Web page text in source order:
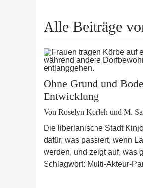
Alle Beiträge
Ohne Grund und
Entwicklung
Von Roselyn Korleh und M.
Die liberianische Stadt
dafür, was passiert, wenn
werden, und zeigt auf, was
Schlagwort: Multi-Akteur-